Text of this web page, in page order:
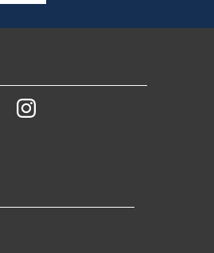
YoutubeInstagram